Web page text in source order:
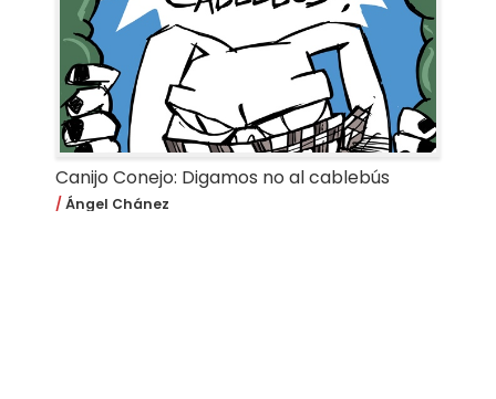
Canijo Conejo: Digamos no al cablebús
Ángel Chánez